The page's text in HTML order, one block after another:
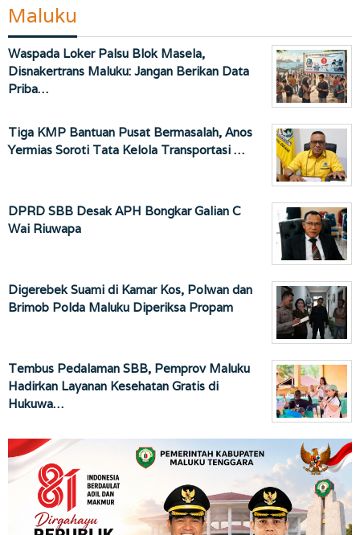
Maluku
Waspada Loker Palsu Blok Masela,
Disnakertrans Maluku: Jangan Berikan Data
Priba…
Tiga KMP Bantuan Pusat Bermasalah, Anos
Yermias Soroti Tata Kelola Transportasi …
DPRD SBB Desak APH Bongkar Galian C
Wai Riuwapa
Digerebek Suami di Kamar Kos, Polwan dan
Brimob Polda Maluku Diperiksa Propam
Tembus Pedalaman SBB, Pemprov Maluku
Hadirkan Layanan Kesehatan Gratis di
Hukuwa…